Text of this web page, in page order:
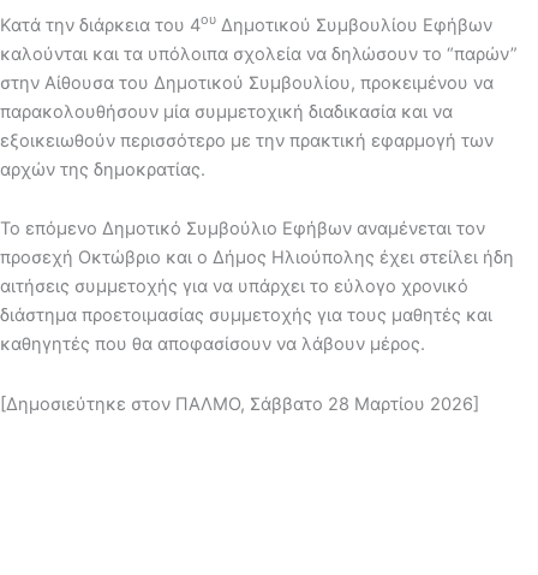
Κατά την διάρκεια του 4ου Δημοτικού Συμβουλίου Εφήβων
καλούνται και τα υπόλοιπα σχολεία να δηλώσουν το “παρών”
στην Αίθουσα του Δημοτικού Συμβουλίου, προκειμένου να
παρακολουθήσουν μία συμμετοχική διαδικασία και να
εξοικειωθούν περισσότερο με την πρακτική εφαρμογή των
αρχών της δημοκρατίας.
Το επόμενο Δημοτικό Συμβούλιο Εφήβων αναμένεται τον
προσεχή Οκτώβριο και ο Δήμος Ηλιούπολης έχει στείλει ήδη
αιτήσεις συμμετοχής για να υπάρχει το εύλογο χρονικό
διάστημα προετοιμασίας συμμετοχής για τους μαθητές και
καθηγητές που θα αποφασίσουν να λάβουν μέρος.
[Δημοσιεύτηκε στον ΠΑΛΜΟ, Σάββατο 28 Μαρτίου 2026]